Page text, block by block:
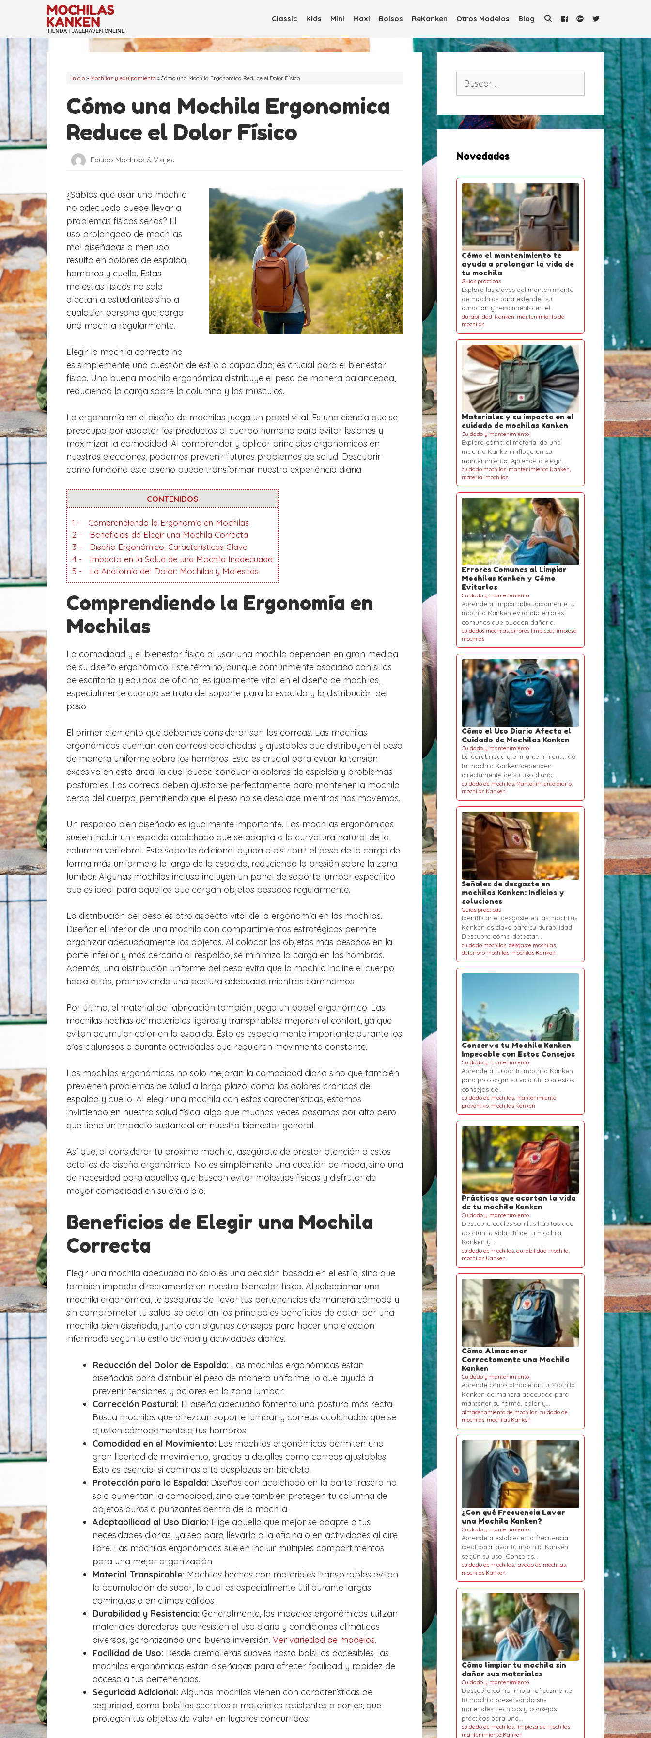
Classic Kids Mini Maxi Bolsos ReKanken Otros Modelos Blog
Inicio » Mochilas y equipamiento » Cómo una Mochila Ergonomica Reduce el Dolor Físico
Cómo una Mochila Ergonomica
Reduce el Dolor Físico
Equipo Mochilas & Viajes
¿Sabías que usar una mochila
no adecuada puede llevar a
problemas físicos serios? El
uso prolongado de mochilas
mal diseñadas a menudo
resulta en dolores de espalda,
hombros y cuello. Estas
molestias físicas no solo
afectan a estudiantes sino a
cualquier persona que carga
una mochila regularmente.
Elegir la mochila correcta no
es simplemente una cuestión de estilo o capacidad; es crucial para el bienestar
físico. Una buena mochila ergonómica distribuye el peso de manera balanceada,
reduciendo la carga sobre la columna y los músculos.
La ergonomía en el diseño de mochilas juega un papel vital. Es una ciencia que se
preocupa por adaptar los productos al cuerpo humano para evitar lesiones y
maximizar la comodidad. Al comprender y aplicar principios ergonómicos en
nuestras elecciones, podemos prevenir futuros problemas de salud. Descubrir
cómo funciona este diseño puede transformar nuestra experiencia diaria.
CONTENIDOS
1
Comprendiendo la Ergonomía en Mochilas
2
Beneficios de Elegir una Mochila Correcta
3
Diseño Ergonómico: Características Clave
4
Impacto en la Salud de una Mochila Inadecuada
5
La Anatomía del Dolor: Mochilas y Molestias
Comprendiendo la Ergonomía en
Mochilas
La comodidad y el bienestar físico al usar una mochila dependen en gran medida
de su diseño ergonómico. Este término, aunque comúnmente asociado con sillas
de escritorio y equipos de oficina, es igualmente vital en el diseño de mochilas,
especialmente cuando se trata del soporte para la espalda y la distribución del
peso.
El primer elemento que debemos considerar son las correas. Las mochilas
ergonómicas cuentan con correas acolchadas y ajustables que distribuyen el peso
de manera uniforme sobre los hombros. Esto es crucial para evitar la tensión
excesiva en esta área, la cual puede conducir a dolores de espalda y problemas
posturales. Las correas deben ajustarse perfectamente para mantener la mochila
cerca del cuerpo, permitiendo que el peso no se desplace mientras nos movemos.
Un respaldo bien diseñado es igualmente importante. Las mochilas ergonómicas
suelen incluir un respaldo acolchado que se adapta a la curvatura natural de la
columna vertebral. Este soporte adicional ayuda a distribuir el peso de la carga de
forma más uniforme a lo largo de la espalda, reduciendo la presión sobre la zona
lumbar. Algunas mochilas incluso incluyen un panel de soporte lumbar específico
que es ideal para aquellos que cargan objetos pesados regularmente.
La distribución del peso es otro aspecto vital de la ergonomía en las mochilas.
Diseñar el interior de una mochila con compartimientos estratégicos permite
organizar adecuadamente los objetos. Al colocar los objetos más pesados en la
parte inferior y más cercana al respaldo, se minimiza la carga en los hombros.
Además, una distribución uniforme del peso evita que la mochila incline el cuerpo
hacia atrás, promoviendo una postura adecuada mientras caminamos.
Por último, el material de fabricación también juega un papel ergonómico. Las
mochilas hechas de materiales ligeros y transpirables mejoran el confort, ya que
evitan acumular calor en la espalda. Esto es especialmente importante durante los
días calurosos o durante actividades que requieren movimiento constante.
Las mochilas ergonómicas no solo mejoran la comodidad diaria sino que también
previenen problemas de salud a largo plazo, como los dolores crónicos de
espalda y cuello. Al elegir una mochila con estas características, estamos
invirtiendo en nuestra salud física, algo que muchas veces pasamos por alto pero
que tiene un impacto sustancial en nuestro bienestar general.
Así que, al considerar tu próxima mochila, asegúrate de prestar atención a estos
detalles de diseño ergonómico. No es simplemente una cuestión de moda, sino una
de necesidad para aquellos que buscan evitar molestias físicas y disfrutar de
mayor comodidad en su día a día.
Beneficios de Elegir una Mochila
Correcta
Elegir una mochila adecuada no solo es una decisión basada en el estilo, sino que
también impacta directamente en nuestro bienestar físico. Al seleccionar una
mochila ergonómica, te aseguras de llevar tus pertenencias de manera cómoda y
sin comprometer tu salud. se detallan los principales beneficios de optar por una
mochila bien diseñada, junto con algunos consejos para hacer una elección
informada según tu estilo de vida y actividades diarias.
Reducción del Dolor de Espalda: Las mochilas ergonómicas están
diseñadas para distribuir el peso de manera uniforme, lo que ayuda a
prevenir tensiones y dolores en la zona lumbar.
Corrección Postural: El diseño adecuado fomenta una postura más recta.
Busca mochilas que ofrezcan soporte lumbar y correas acolchadas que se
ajusten cómodamente a tus hombros.
Comodidad en el Movimiento: Las mochilas ergonómicas permiten una
gran libertad de movimiento, gracias a detalles como correas ajustables.
Esto es esencial si caminas o te desplazas en bicicleta.
Protección para la Espalda: Diseños con acolchado en la parte trasera no
solo aumentan la comodidad, sino que también protegen tu columna de
objetos duros o punzantes dentro de la mochila.
Adaptabilidad al Uso Diario: Elige aquella que mejor se adapte a tus
necesidades diarias, ya sea para llevarla a la oficina o en actividades al aire
libre. Las mochilas ergonómicas suelen incluir múltiples compartimentos
para una mejor organización.
Material Transpirable: Mochilas hechas con materiales transpirables evitan
la acumulación de sudor, lo cual es especialmente útil durante largas
caminatas o en climas cálidos.
Durabilidad y Resistencia: Generalmente, los modelos ergonómicos utilizan
materiales duraderos que resisten el uso diario y condiciones climáticas
diversas, garantizando una buena inversión. Ver variedad de modelos.
Facilidad de Uso: Desde cremalleras suaves hasta bolsillos accesibles, las
mochilas ergonómicas están diseñadas para ofrecer facilidad y rapidez de
acceso a tus pertenencias.
Seguridad Adicional: Algunas mochilas vienen con características de
seguridad, como bolsillos secretos o materiales resistentes a cortes, que
protegen tus objetos de valor en lugares concurridos.
c
a
:Novedades
Cómo el mantenimiento te
ayuda a prolongar la vida de
tu mochila
Guías prácticas
Explora las claves del mantenimiento
de mochilas para extender su
duración y rendimiento en el…
durabilidad, Kanken, mantenimiento de
mochilas
Materiales y su impacto en el
cuidado de mochilas Kanken
Cuidado y mantenimiento
Explora cómo el material de una
mochila Kanken influye en su
mantenimiento. Aprende a elegir…
cuidado mochilas, mantenimiento Kanken,
material mochilas
Errores Comunes al Limpiar
Mochilas Kanken y Cómo
Evitarlos
Cuidado y mantenimiento
Aprende a limpiar adecuadamente tu
mochila Kanken evitando errores
comunes que pueden dañarla.
cuidados mochilas, errores limpieza, limpieza
mochilas
Cómo el Uso Diario Afecta el
Cuidado de Mochilas Kanken
Cuidado y mantenimiento
La durabilidad y el mantenimiento de
tu mochila Kanken dependen
directamente de su uso diario.…
cuidado de mochilas, Mantenimiento diario,
mochilas Kanken
Señales de desgaste en
mochilas Kanken: Indicios y
soluciones
Guías prácticas
Identificar el desgaste en las mochilas
Kanken es clave para su durabilidad.
Descubre cómo detectar…
cuidado mochilas, desgaste mochilas,
deterioro mochilas, mochilas Kanken
Conserva tu Mochila Kanken
Impecable con Estos Consejos
Cuidado y mantenimiento
Aprende a cuidar tu mochila Kanken
para prolongar su vida útil con estos
consejos de…
cuidado de mochilas, mantenimiento
preventivo, mochilas Kanken
Prácticas que acortan la vida
de tu mochila Kanken
Cuidado y mantenimiento
Descubre cuáles son los hábitos que
acortan la vida útil de tu mochila
Kanken y…
cuidado de mochilas, durabilidad mochila,
mochilas Kanken
Cómo Almacenar
Correctamente una Mochila
Kanken
Cuidado y mantenimiento
Aprende cómo almacenar tu Mochila
Kanken de manera adecuada para
mantener su forma, color y…
almacenamiento de mochilas, cuidado de
mochilas, mochilas Kanken
¿Con qué Frecuencia Lavar
una Mochila Kanken?
Cuidado y mantenimiento
Aprende a establecer la frecuencia
ideal para lavar tu mochila Kanken
según su uso. Consejos…
cuidado de mochilas, lavado de mochilas,
mochilas Kanken
Cómo limpiar tu mochila sin
dañar sus materiales
Cuidado y mantenimiento
Descubre cómo limpiar eficazmente
tu mochila preservando sus
materiales. Técnicas y consejos
prácticos para una…
cuidado de mochilas, limpieza de mochilas,
mantenimiento Kanken